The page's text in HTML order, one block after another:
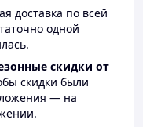
доставка по всей
одной
скидки от
скидки были
— на